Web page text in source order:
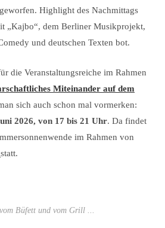
Highlight des Nachmittags
„Kajbo“, dem Berliner Musikprojekt,
und deutschen Texten bot.
die Veranstaltungsreiche im Rahmen
Miteinander auf dem
sich auch schon mal vormerken:
2026, von 17 bis 21 Uhr. Da findet
im Rahmen von
statt.
Büfett und vom Grill ...